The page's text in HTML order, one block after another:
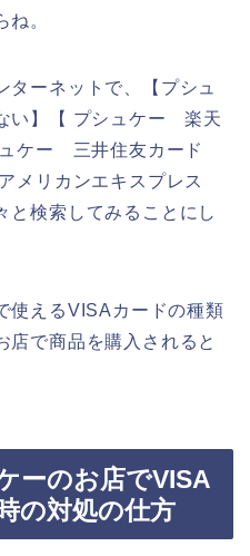
ね。
ターネットで、【プシュ
】【 プシュケー 楽天
ケー 三井住友カード
メリカンエキスプレス
と検索してみることにし
使えるVISAカードの種類
店で商品を購入されると
ーのお店でVISA
の対処の仕方